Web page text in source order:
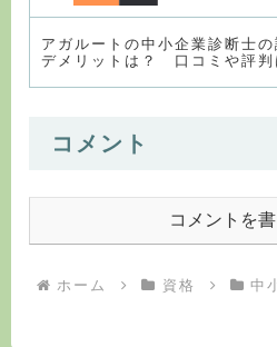
アガルートの中小企業診断士の
デメリットは？ 口コミや評判
コメント
コメントを
ホーム 資格 中